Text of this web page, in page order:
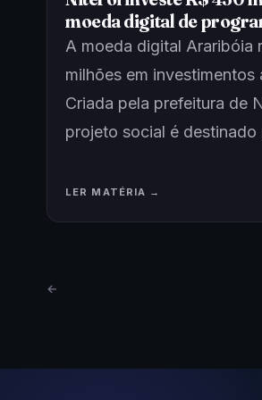
moeda digital de
A moeda digital Araribóia
milhões em investimentos
Criada pela prefeitura de
projeto social é destinado
LER MATÉRIA →
←